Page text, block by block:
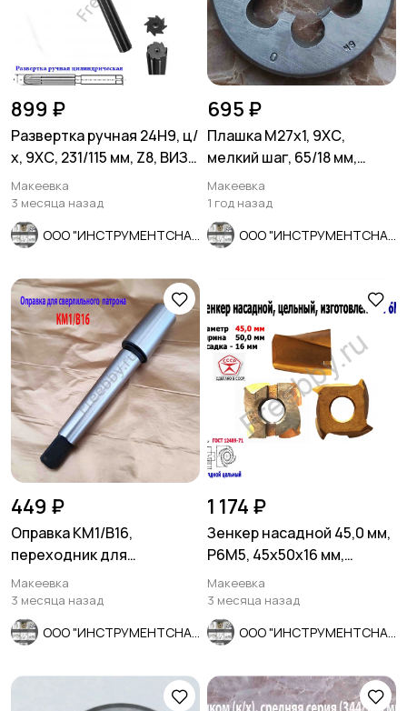
899 ₽
Развертка ручная 24Н9, ц/
х, 9ХС, 231/115 мм, Z8, ВИЗ,
СССР.
Макеевка
3 месяца назад
695 ₽
Плашка М27х1, 9ХС,
мелкий шаг, 65/18 мм,
ГОСТ 7740-71, СССР.
Макеевка
1 год назад
449 ₽
Оправка КМ1/В16,
переходник для
сверлильного патрона,
ГОСТ 2682-86.
Макеевка
3 месяца назад
1 174 ₽
Зенкер насадной 45,0 мм,
Р6М5, 45х50х16 мм,
цельный.2320-2672, СССР
Макеевка
3 месяца назад